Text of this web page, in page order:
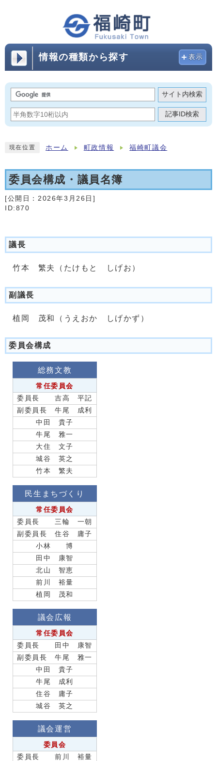
情報の種類から探す 表示
サイト内検索
記事ID検索
現在位置 ホーム 町政情報 福崎町議会
委員会構成・議員名簿
[公開日： 2026年3月26日 ]
ID:870
議長
竹本 繁夫（たけもと しげお）
副議長
植岡 茂和（うえおか しげかず）
委員会構成
総務文教
常任委員会
委員長 吉高 平記
副委員長 牛尾 成利
中田 貴子
牛尾 雅一
大住 文子
城谷 英之
竹本 繁夫
民生まちづくり
常任委員会
委員長 三輪 一朝
副委員長 住谷 庸子
小林 博
田中 康智
北山 智恵
前川 裕量
植岡 茂和
議会広報
常任委員会
委員長 田中 康智
副委員長 牛尾 雅一
中田 貴子
牛尾 成利
住谷 庸子
城谷 英之
議会運営
委員会
委員長 前川 裕量